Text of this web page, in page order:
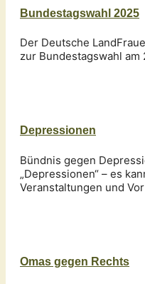
Bundestagswahl 2025
Der Deutsche
zur Bundestagswahl
Depressionen
Bündnis gegen
„Depressionen“ – es
Veranstaltungen und
Omas gegen Rechts